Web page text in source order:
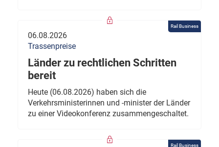
Rail Business
06.08.2026
Trassenpreise
Länder zu rechtlichen Schritten
bereit
Heute (06.08.2026) haben sich die
Verkehrsministerinnen und -minister der Länder
zu einer Videokonferenz zusammengeschaltet.
Rail Business